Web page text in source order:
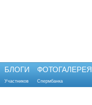
БЛОГИ
Участников
ФОТОГАЛЕРЕЯ
Спермбанка